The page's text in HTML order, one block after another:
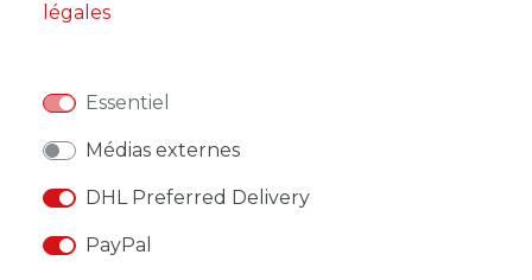
DESCRIPTION
AUTRES DÉTAILS
légales
Essentiel
Médias externes
DHL Preferred Delivery
PayPal